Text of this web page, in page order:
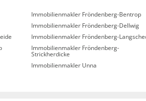
Immobilienmakler Fröndenberg-Bentrop
Immobilienmakler Fröndenberg-Dellwig
Immobilienmakler Fröndenberg-
Immobilienmakler Fröndenberg-
Strickherdicke
Immobilienmakler Unna